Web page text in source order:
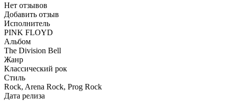
Нет отзывов
Добавить отзыв
Исполнитель
PINK FLOYD
Альбом
The Division Bell
Жанр
Классический рок
Стиль
Rock, Arena Rock, Prog Rock
Дата релиза